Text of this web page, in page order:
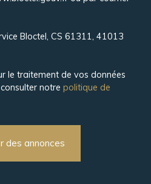
Bloctel, CS 61311, 41013
le traitement de vos données
notre politique de
des annonces